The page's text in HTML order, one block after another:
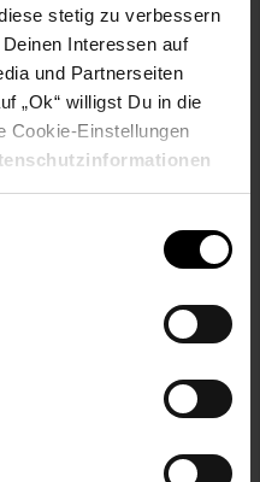
stetig zu verbessern
Interessen auf
und Partnerseiten
„Ok“ willigst Du in die
Cookie-Einstellungen
deren Sprossen
die ideale Aufstiegshilfe.
kann in einer der
einer der bequemen
gehalten werden.
begeistert jedes
die oben angebrachten
inkl. Aufbauanleitung.
ganze Katzenfamilie